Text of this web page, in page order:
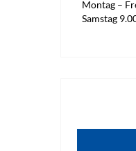
Montag –
Samstag 9.